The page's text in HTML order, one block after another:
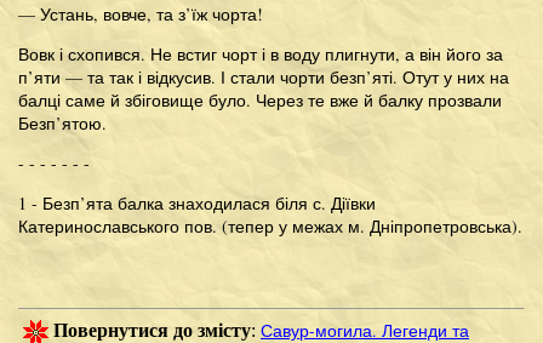
— Устань, вовче, та з’їж чорта!
Вовк і схопився. Не встиг чорт і в воду плигнути, а він його за
п’яти — та так і відкусив. І стали чорти безп’яті. Отут у них на
балці саме й збіговище було. Через те вже й балку прозвали
Безп’ятою.
- - - - - - -
1 - Безп’ята балка знаходилася біля с. Діївки
Катеринославського пов. (тепер у межах м. Дніпропетровська).
Повернутися до змісту: Савур-могила. Легенди та